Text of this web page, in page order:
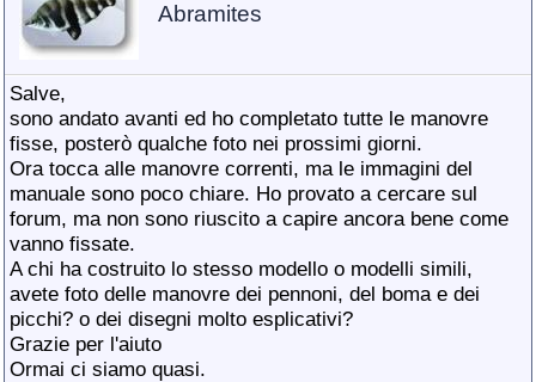
Abramites
Salve,
sono andato avanti ed ho completato tutte le manovre
fisse, posterò qualche foto nei prossimi giorni.
Ora tocca alle manovre correnti, ma le immagini del
manuale sono poco chiare. Ho provato a cercare sul
forum, ma non sono riuscito a capire ancora bene come
vanno fissate.
A chi ha costruito lo stesso modello o modelli simili,
avete foto delle manovre dei pennoni, del boma e dei
picchi? o dei disegni molto esplicativi?
Grazie per l'aiuto
Ormai ci siamo quasi.